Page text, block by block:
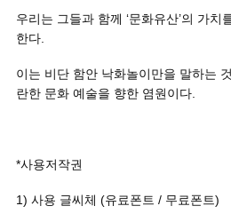
우리는 그들과 함께 ‘문화유산’의 가
한다.
이는 비단 함안 낙화놀이만을 말하는
란한 문화 예술을 향한 염원이다.
*사용저작권
1) 사용 글씨체 (유료폰트 / 무료폰트)